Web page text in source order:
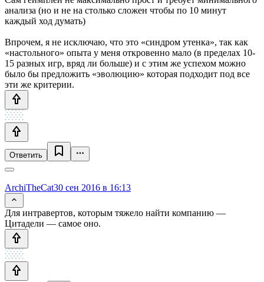
анализа (но и не на столько сложен чтобы по 10 минут
каждый ход думать)
Впрочем, я не исключаю, что это «синдром утенка», так как
«настольного» опыта у меня откровенно мало (в пределах 10-
15 разных игр, вряд ли больше) и с этим же успехом можно
было бы предложить «эволюцию» которая подходит под все
эти же критерии.
Ответить
ArchiTheCat30 сен 2016 в 16:13
Для интравертов, которым тяжело найти компанию —
Цитадели — самое оно.